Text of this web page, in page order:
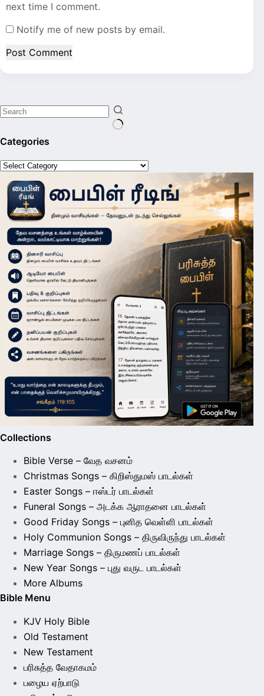
next time I comment.
Notify me of new posts by email.
Post Comment
No
Categories
Categories
Collections
Bible Verse – வேத வசனம்
Christmas Songs – கிறிஸ்துமஸ் பாடல்கள்
Easter Songs – ஈஸ்டர் பாடல்கள்
Funeral Songs – அடக்க ஆராதனை பாடல்கள்
Good Friday Songs – புனித வெள்ளி பாடல்கள்
Holy Communion Songs – திருவிருந்து பாடல்கள்
Marriage Songs – திருமணப் பாடல்கள்
New Year Songs – புது வருட பாடல்கள்
More Albums
Bible Menu
KJV Holy Bible
Old Testament
New Testament
பரிசுத்த வேதாகமம்
பழைய ஏற்பாடு